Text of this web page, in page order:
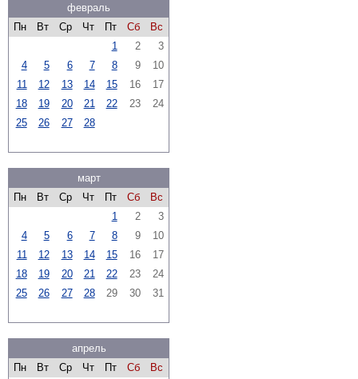
февраль
Пн
Вт Ср Чт Пт Сб
Вс
1
2
3
4
5 6 7 8 9
10
11
12 13 14 15 16
17
18
19 20 21 22 23
24
25
26 27 28
март
Пн
Вт Ср Чт Пт Сб
Вс
1
2
3
4
5 6 7 8 9
10
11
12 13 14 15 16
17
18
19 20 21 22 23
24
25
26 27 28 29 30 31
апрель
Пн
Вт Ср Чт Пт Сб
Вс